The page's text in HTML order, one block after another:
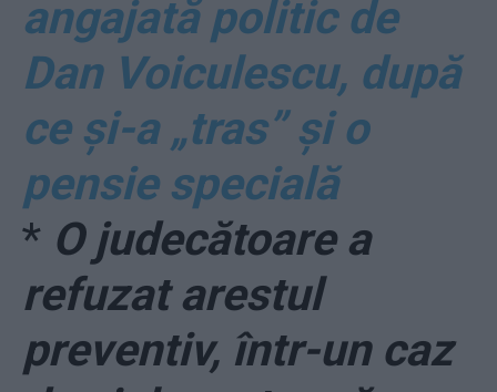
angajată politic de
Dan Voiculescu, după
ce și-a „tras” și o
pensie specială
* O judecătoare a
refuzat arestul
preventiv, într-un caz